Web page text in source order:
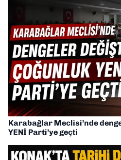
Karabağlar Meclisi’nde
YENİ Parti’ye geçti